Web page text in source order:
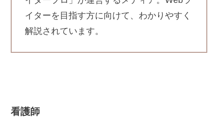
イターを目指す方に向けて、わかりやすく
解説されています。
看護師